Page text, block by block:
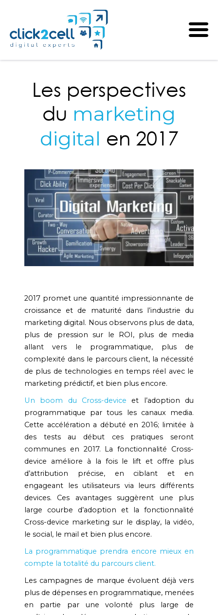
Les perspectives
du marketing
digital en 2017
2017 promet une quantité impressionnante de
croissance et de maturité dans l’industrie du
marketing digital. Nous observons plus de data,
plus de pression sur le ROI, plus de media
allant vers le programmatique, plus de
complexité dans le parcours client, la nécessité
de plus de technologies en temps réel avec le
marketing prédictif, et bien plus encore.
Un boom du Cross-device et l’adoption du
programmatique par tous les canaux media.
Cette accélération a débuté en 2016; limitée à
des tests au début ces pratiques seront
communes en 2017. La fonctionnalité Cross-
device améliore à la fois le lift et offre plus
d’attribution précise, en ciblant et en
engageant les utilisateurs via leurs différents
devices. Ces avantages suggèrent une plus
large courbe d’adoption et la fonctionnalité
Cross-device marketing sur le display, la vidéo,
le social, le mail et bien plus encore.
La programmatique prendra encore mieux en
compte la totalité du parcours client.
Les campagnes de marque évoluent déjà vers
plus de dépenses en programmatique, menées
en partie par une volonté plus large de